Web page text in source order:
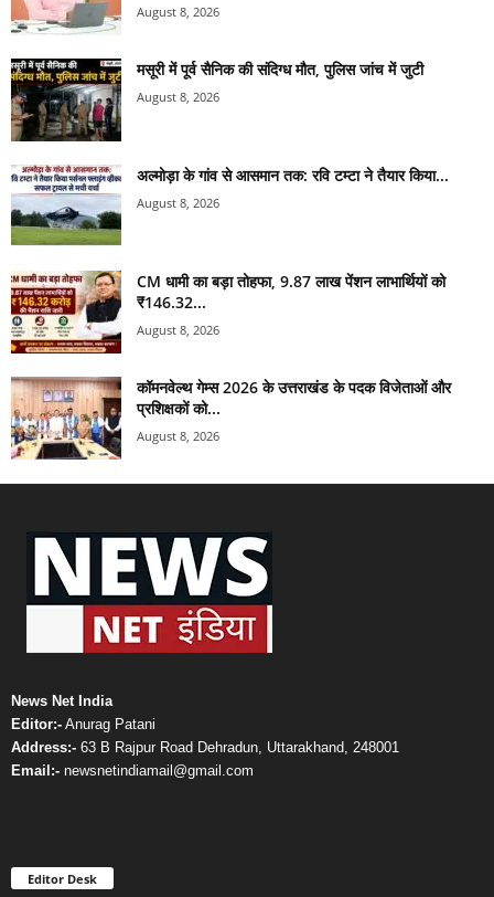
August 8, 2026
मसूरी में पूर्व सैनिक की संदिग्ध मौत, पुलिस जांच में जुटी
August 8, 2026
अल्मोड़ा के गांव से आसमान तक: रवि टम्टा ने तैयार किया...
August 8, 2026
CM धामी का बड़ा तोहफा, 9.87 लाख पेंशन लाभार्थियों को
₹146.32...
August 8, 2026
कॉमनवेल्थ गेम्स 2026 के उत्तराखंड के पदक विजेताओं और
प्रशिक्षकों को...
August 8, 2026
News Net India
Editor:- Anurag Patani
Address:- 63 B Rajpur Road Dehradun, Uttarakhand, 248001
Email:- newsnetindiamail@gmail.com
Editor Desk